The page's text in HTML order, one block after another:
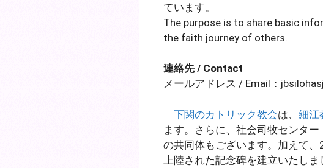
ています。
The purpose is to share basic
the faith journey of others.
連絡先 / Contact
メールアドレス / Email：
下関のカトリック教会は、 細江
ます。さらに、社会司牧センタ
の共同体もございます。加えて
上陸された記念碑を建立いたし